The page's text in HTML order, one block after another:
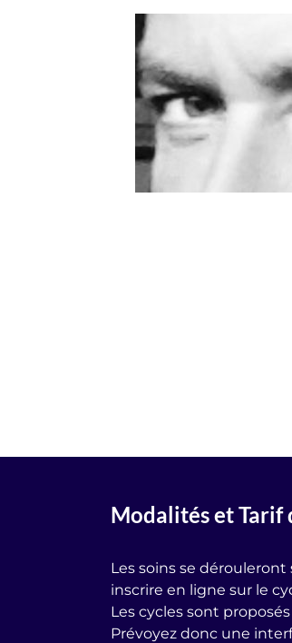
Modalités et Tarif
Les soins se dérouleront
inscrire en ligne sur le
Les cycles sont
Prévoyez donc une